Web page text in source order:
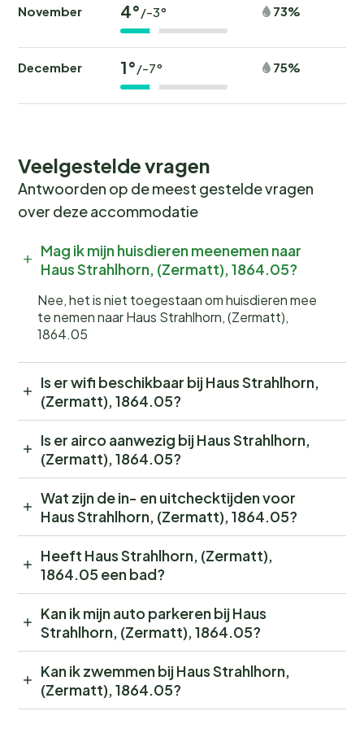
November 4° /-3° 73%
December 1° /-7° 75%
Veelgestelde vragen
Antwoorden op de meest gestelde vragen
over deze accommodatie
Mag ik mijn huisdieren meenemen naar
Haus Strahlhorn, (Zermatt), 1864.05?
Nee, het is niet toegestaan om huisdieren mee
te nemen naar Haus Strahlhorn, (Zermatt),
1864.05
Is er wifi beschikbaar bij Haus Strahlhorn,
(Zermatt), 1864.05?
Is er airco aanwezig bij Haus Strahlhorn,
(Zermatt), 1864.05?
Wat zijn de in- en uitchecktijden voor
Haus Strahlhorn, (Zermatt), 1864.05?
Heeft Haus Strahlhorn, (Zermatt),
1864.05 een bad?
Kan ik mijn auto parkeren bij Haus
Strahlhorn, (Zermatt), 1864.05?
Kan ik zwemmen bij Haus Strahlhorn,
(Zermatt), 1864.05?